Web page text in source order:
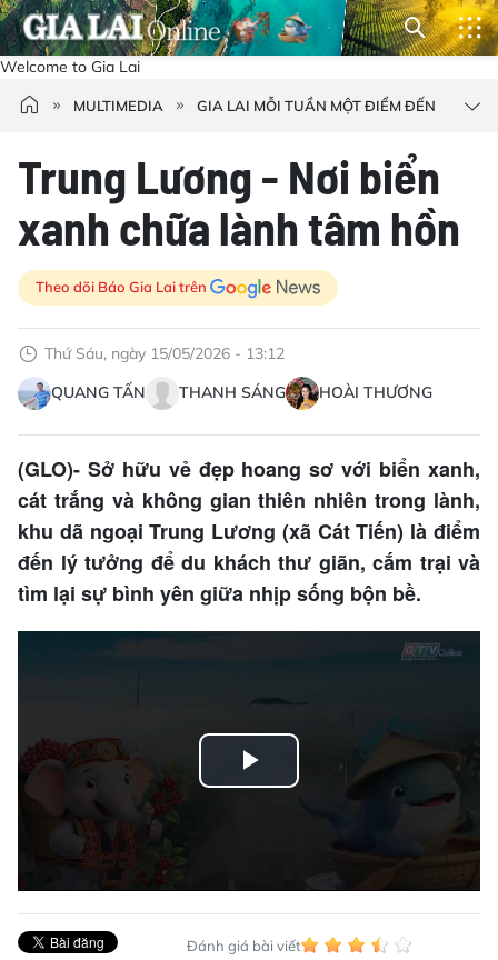
Welcome to Gia Lai
MULTIMEDIA GIA LAI MỖI TUẦN MỘT ĐIỂM ĐẾN
Trung Lương - Nơi biển
xanh chữa lành tâm hồn
Theo dõi Báo Gia Lai trên
Thứ Sáu, ngày 15/05/2026 - 13:12
QUANG TẤN
THANH SÁNG HOÀI THƯƠNG
(GLO)- Sở hữu vẻ đẹp hoang sơ với biển xanh,
cát trắng và không gian thiên nhiên trong lành,
khu dã ngoại Trung Lương (xã Cát Tiến) là điểm
đến lý tưởng để du khách thư giãn, cắm trại và
tìm lại sự bình yên giữa nhịp sống bộn bề.
Play
Video
Đánh giá bài viết